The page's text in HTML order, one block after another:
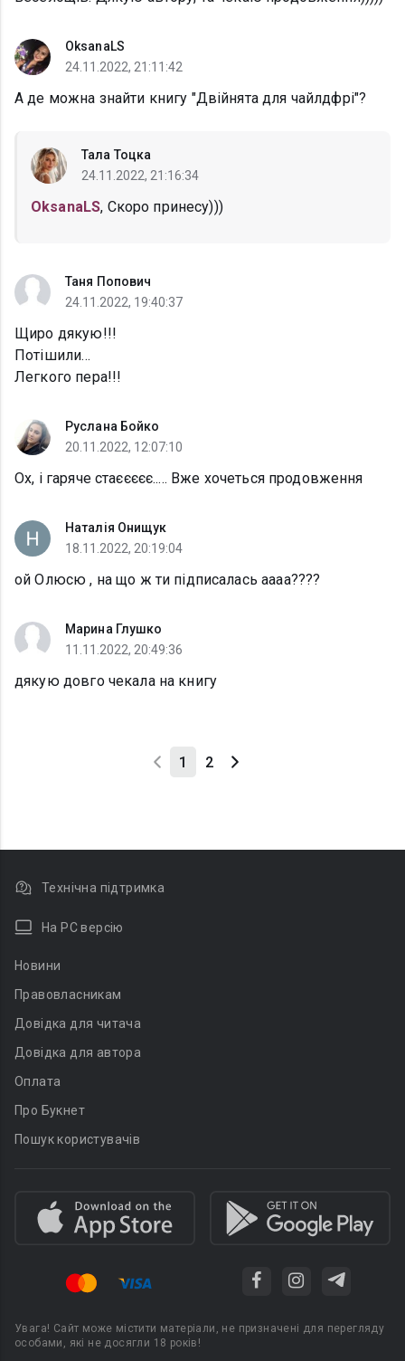
OksanaLS
24.11.2022, 21:11:42
А де можна знайти книгу "Двійнята для чайлдфрі"?
Тала Тоцка
24.11.2022, 21:16:34
OksanaLS, Скоро принесу)))
Таня Попович
24.11.2022, 19:40:37
Щиро дякую!!!
Потішили…
Легкого пера!!!
Руслана Бойко
20.11.2022, 12:07:10
Ох, і гаряче стаєєєєє..... Вже хочеться продовження
Наталія Онищук
18.11.2022, 20:19:04
ой Олюсю , на що ж ти підписалась аааа????
Марина Глушко
11.11.2022, 20:49:36
дякую довго чекала на книгу
1 2
Технічна підтримка
На PC версію
Новини
Правовласникам
Довідка для читача
Довідка для автора
Оплата
Про Букнет
Пошук користувачів
Увага! Сайт може містити матеріали, не призначені для перегляду
особами, які не досягли 18 років!